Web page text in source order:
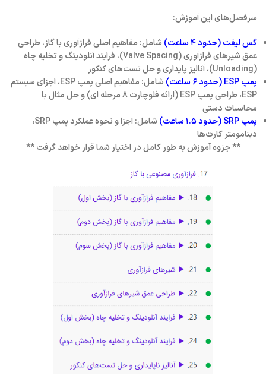
سرفصل‌های این آموزش:
گس لیفت (حدود ۴ ساعت)
شامل: مفاهیم اصلی فرازآوری با گاز، طراحی
عمق شیرهای فرازآوری (Valve Spacing)، فرایند آنلودینگ و تخلیه چاه
(Unloading)، آنالیز پایداری و حل تست‌های کنکور
پمپ ESP (حدود ۶ ساعت)
شامل: مفاهیم اصلی پمپ ESP، اجزای سیستم
ESP، طراحی پمپ ESP (ارائه فلوچارت ۸ مرحله ای) و حل مثال با
محاسبات دستی
پمپ SRP (حدود ۱.۵ ساعت)
شامل: اجزا و نحوه عملکرد پمپ SRP،
دینامومتر کارت‌ها
** جزوه آموزش به طور کامل در اختیار شما قرار خواهد گرفت **